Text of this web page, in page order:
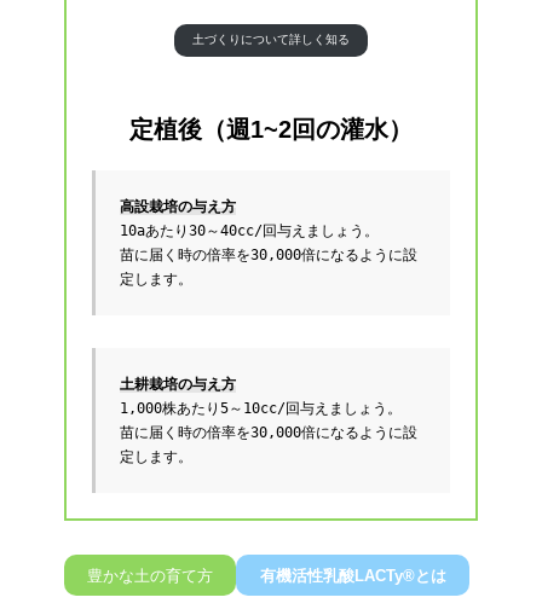
土づくりについて詳しく知る
定植後（週1~2回の灌水）
高設栽培の与え方
10aあたり30～40cc/回与えましょう。
苗に届く時の倍率を30,000倍になるように設
定します。
土耕栽培の与え方
1,000株あたり5～10cc/回与えましょう。
苗に届く時の倍率を30,000倍になるように設
定します。
豊かな土の育て方 有機活性乳酸LACTy®とは